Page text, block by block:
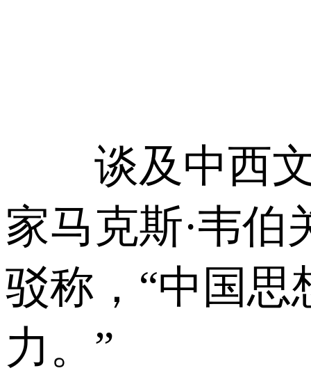
谈及中西文
家马克斯·韦伯
驳称，“中国
力。”